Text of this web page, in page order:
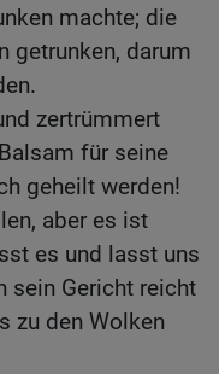
machte; die
getrunken, darum
zertrümmert
für seine
geheilt werden!
aber es ist
es und lasst uns
sein Gericht reicht
zu den Wolken